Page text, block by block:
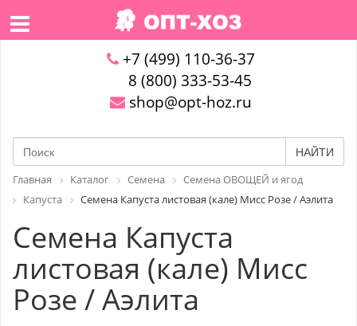
+7 (499) 110-36-37
8 (800) 333-53-45
shop@opt-hoz.ru
НАЙТИ
Главная Каталог Семена
Семена ОВОЩЕЙ и ягод
Капуста
Семена Капуста листовая (кале) Мисс Розе / Аэлита
Семена Капуста
листовая (кале) Мисс
Розе / Аэлита